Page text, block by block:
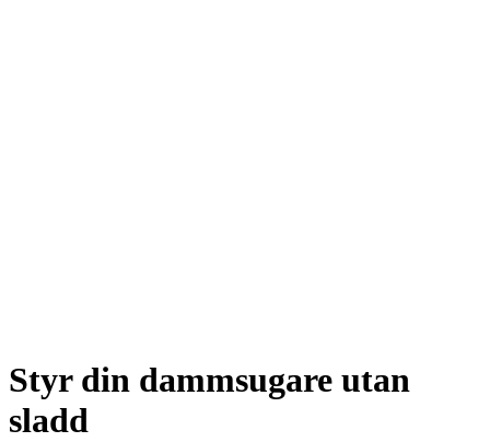
Styr din dammsugare utan
sladd